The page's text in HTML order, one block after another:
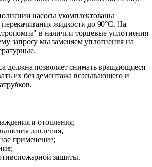
насосы укомплектованы
жидкости до 90°С. На
в наличии торцевые уплотнения
запросу мы заменяем уплотнения на
должна позволяет снимать вращающиеся
их без демонтажа всасывающего и
и отопления;
давления;
применение;
защиты.